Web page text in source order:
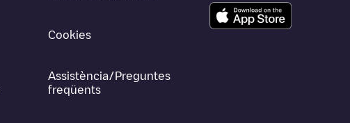
Cookies
Assistència/Preguntes
freqüents